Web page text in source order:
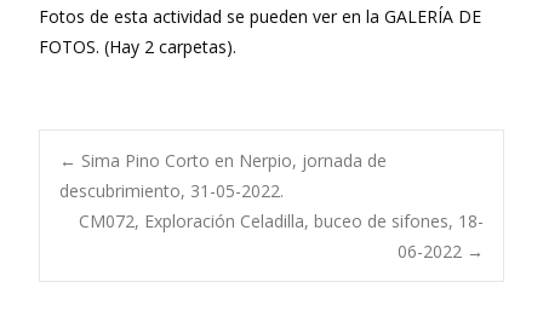
Fotos de esta actividad se pueden ver en la GALERÍA DE
FOTOS. (Hay 2 carpetas).
Navegación
← Sima Pino Corto en Nerpio, jornada de
descubrimiento, 31-05-2022.
CM072, Exploración Celadilla, buceo de sifones, 18-
06-2022 →